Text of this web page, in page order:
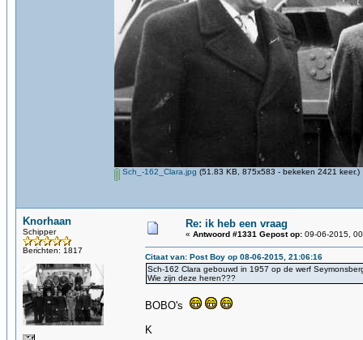
Sch_-162_Clara.jpg (51.83 KB, 875x583 - bekeken 2421 keer.)
Knorhaan
Schipper
Berichten: 1817
Re: ik heb een vraag
« Antwoord #1331 Gepost op: 09-06-2015,
Citaat van: Post Boy op 08-06-2015, 21:06:16
Sch-162 Clara gebouwd in 1957 op de werf
Wie zijn deze heren???
BOBO's
K